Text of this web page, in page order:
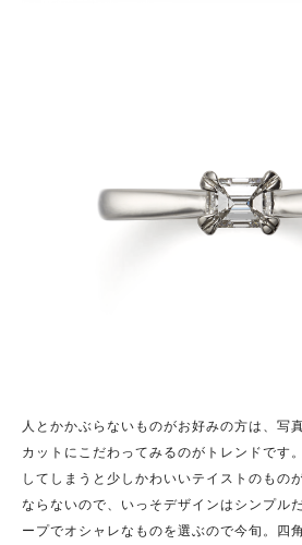
人とかかぶらないものがお好みの方は、写
カットにこだわってみるのがトレンドです
してしまうと少しかわいいテイストのもの
ならないので、いっそデザインはシンプル
ープでオシャレなものを選ぶので今旬。四